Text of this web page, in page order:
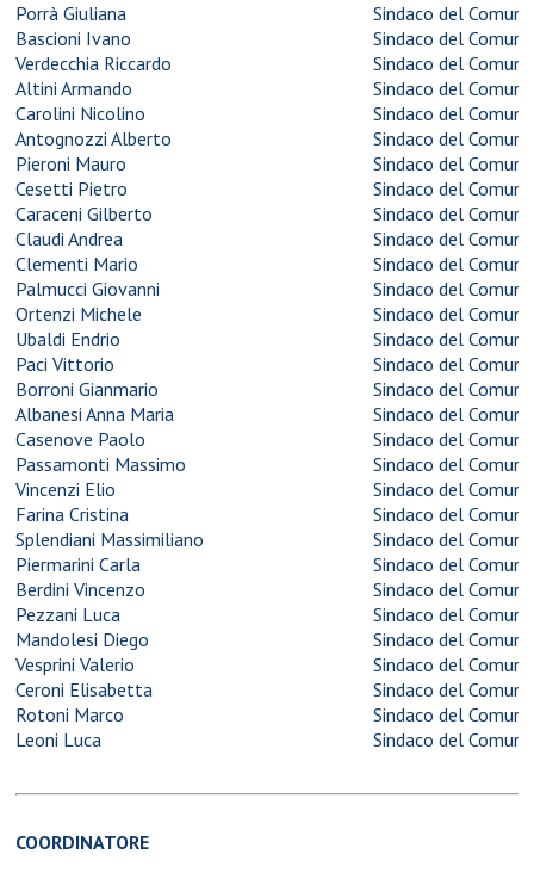
Porrà Giuliana Sindaco del
Bascioni Ivano
Sindaco del
Verdecchia Riccardo
Sindaco del
Altini Armando
Sindaco del
Carolini Nicolino
Sindaco del
Antognozzi Alberto
Sindaco del
Pieroni Mauro
Sindaco del
Cesetti Pietro
Sindaco del
Caraceni Gilberto
Sindaco del
Claudi Andrea
Sindaco del
Clementi Mario
Sindaco del
Palmucci Giovanni
Sindaco del
Ortenzi Michele
Sindaco del
Ubaldi Endrio
Sindaco del
Paci Vittorio
Sindaco del
Borroni Gianmario
Sindaco del
Albanesi Anna Maria
Sindaco del
Casenove Paolo
Sindaco del
Passamonti Massimo
Sindaco del
Vincenzi Elio
Sindaco del
Farina Cristina
Sindaco del
Splendiani Massimiliano
Sindaco del
Piermarini Carla
Sindaco del
Berdini Vincenzo
Sindaco del
Pezzani Luca
Sindaco del
Mandolesi Diego
Sindaco del
Vesprini Valerio
Sindaco del
Ceroni Elisabetta
Sindaco del
Rotoni Marco
Sindaco del
Leoni Luca
Sindaco del
COORDINATORE